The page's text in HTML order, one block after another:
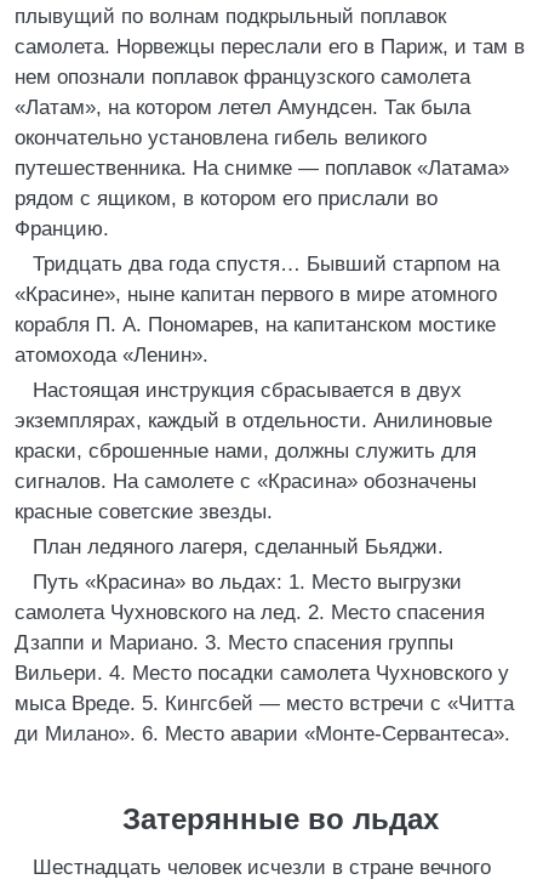
плывущий по волнам подкрыльный поплавок
самолета. Норвежцы переслали его в Париж, и там в
нем опознали поплавок французского самолета
«Латам», на котором летел Амундсен. Так была
окончательно установлена гибель великого
путешественника. На снимке — поплавок «Латама»
рядом с ящиком, в котором его прислали во
Францию.
Тридцать два года спустя… Бывший старпом на
«Красине», ныне капитан первого в мире атомного
корабля П. А. Пономарев, на капитанском мостике
атомохода «Ленин».
Настоящая инструкция сбрасывается в двух
экземплярах, каждый в отдельности. Анилиновые
краски, сброшенные нами, должны служить для
сигналов. На самолете с «Красина» обозначены
красные советские звезды.
План ледяного лагеря, сделанный Бьяджи.
Путь «Красина» во льдах: 1. Место выгрузки
самолета Чухновского на лед. 2. Место спасения
Дзаппи и Мариано. 3. Место спасения группы
Вильери. 4. Место посадки самолета Чухновского у
мыса Вреде. 5. Кингсбей — место встречи с «Читта
ди Милано». 6. Место аварии «Монте-Сервантеса».
Затерянные во льдах
Шестнадцать человек исчезли в стране вечного